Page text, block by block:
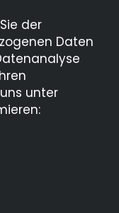
der
Daten
unter